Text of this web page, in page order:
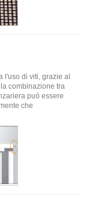
l'uso di viti, grazie al
combinazione tra
può essere
che